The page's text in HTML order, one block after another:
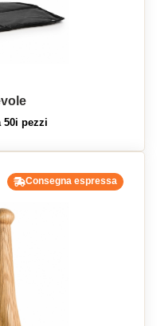
50i pezzi
Consegna espressa